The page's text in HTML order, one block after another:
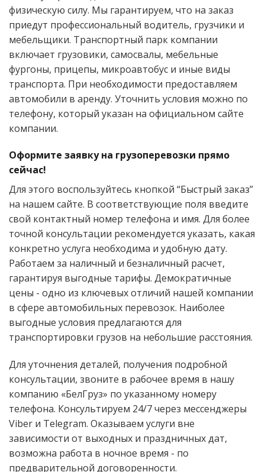
физическую силу. Мы гарантируем, что на заказ
приедут профессиональный водитель, грузчики и
мебельщики. Транспортный парк компании
включает грузовики, самосвалы, мебельные
фургоны, прицепы, микроавтобус и иные виды
транспорта. При необходимости предоставляем
автомобили в аренду. Уточнить условия можно по
телефону, который указан на официальном сайте
компании.
Оформите заявку на грузоперевозки прямо
сейчас!
Для этого воспользуйтесь кнопкой “Быстрый заказ”
на нашем сайте. В соответствующие поля введите
свой контактный номер телефона и имя. Для более
точной консультации рекомендуется указать, какая
конкретно услуга необходима и удобную дату.
Работаем за наличный и безналичный расчет,
гарантируя выгодные тарифы. Демократичные
цены - одно из ключевых отличий нашей компании
в сфере автомобильных перевозок. Наиболее
выгодные условия предлагаются для
транспортировки грузов на небольшие расстояния.
Для уточнения деталей, получения подробной
консультации, звоните в рабочее время в нашу
компанию «БелГруз» по указанному номеру
телефона. Консультируем 24/7 через мессенджеры
Viber и Telegram. Оказываем услуги вне
зависимости от выходных и праздничных дат,
возможна работа в ночное время - по
предварительной договоренности.